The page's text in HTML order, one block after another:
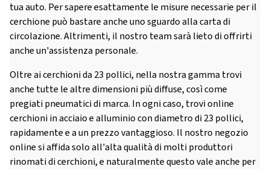
tua auto. Per sapere esattamente le misure necessarie per il
cerchione può bastare anche uno sguardo alla carta di
circolazione. Altrimenti, il nostro team sarà lieto di offrirti
anche un'assistenza personale.
Oltre ai cerchioni da 23 pollici, nella nostra gamma trovi
anche tutte le altre dimensioni più diffuse, così come
pregiati pneumatici di marca. In ogni caso, trovi online
cerchioni in acciaio e alluminio con diametro di 23 pollici,
rapidamente e a un prezzo vantaggioso. Il nostro negozio
online si affida solo all'alta qualità di molti produttori
rinomati di cerchioni, e naturalmente questo vale anche per